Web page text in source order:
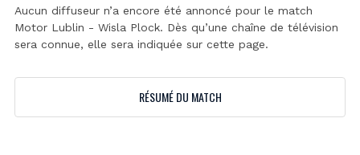
Aucun diffuseur n’a encore été annoncé pour le match
Motor Lublin - Wisla Plock. Dès qu’une chaîne de télévision
sera connue, elle sera indiquée sur cette page.
RÉSUMÉ DU MATCH